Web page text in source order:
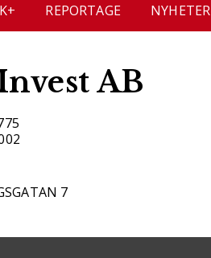
REPORTAGE NYHETER
AB
7